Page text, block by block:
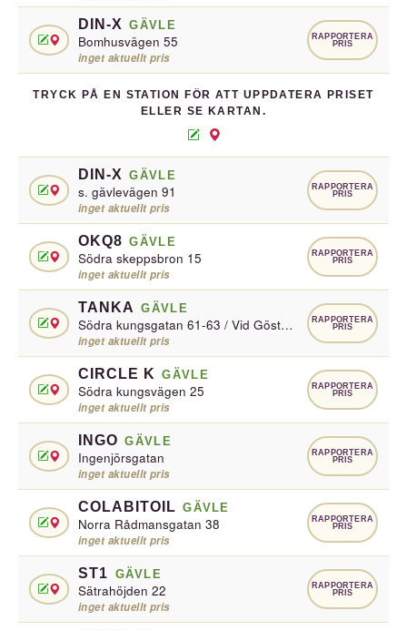
DIN-X GÄVLE
Bomhusvägen 55
inget aktuellt pris
RAPPORTERA
PRIS
TRYCK PÅ EN STATION FÖR ATT UPPDATERA PRISET
ELLER SE KARTAN.
DIN-X GÄVLE
s. gävlevägen 91
inget aktuellt pris
RAPPORTERA
PRIS
OKQ8 GÄVLE
Södra skeppsbron 15
inget aktuellt pris
RAPPORTERA
PRIS
TANKA GÄVLE
Södra kungsgatan 61-63 / Vid Gösta Samuelsson Bil
inget aktuellt pris
RAPPORTERA
PRIS
CIRCLE K GÄVLE
Södra kungsvägen 25
inget aktuellt pris
RAPPORTERA
PRIS
INGO GÄVLE
Ingenjörsgatan
inget aktuellt pris
RAPPORTERA
PRIS
COLABITOIL GÄVLE
Norra Rådmansgatan 38
inget aktuellt pris
RAPPORTERA
PRIS
ST1 GÄVLE
Sätrahöjden 22
inget aktuellt pris
RAPPORTERA
PRIS